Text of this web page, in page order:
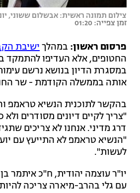
צילום תמונה ראשית: אבשלום ששוני,
זמן צפייה: 01:20
פרסום ראשון: במהלךישיבת
החטופים, אלא העדיפו להתמקד
במסגרת הדיון בנושא נרשם
אותה בממשלה הקודמת - שר
בהקשר לתוכנית הנשיא טראמפ
"צריך לקיים דיונים מסודרים
דרג מדיני. אנחנו לא צריכים
"הנשיא טראמפ לא התייעץ עם
לעשות".
עם גלי בהרב-מיארה צריכה